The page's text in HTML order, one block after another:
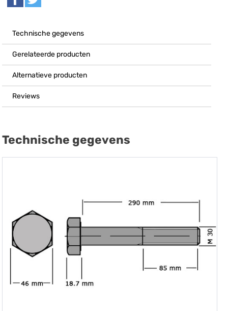
Technische gegevens
Gerelateerde producten
Alternatieve producten
Reviews
Technische gegevens